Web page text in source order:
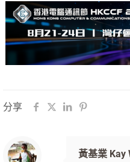
分享
黃基業 Kay